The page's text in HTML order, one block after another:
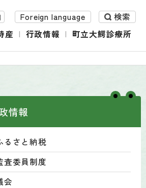
Foreign language
検索
産 行政情報 町立大鰐診療所
情報
るさと納税
査委員制度
会